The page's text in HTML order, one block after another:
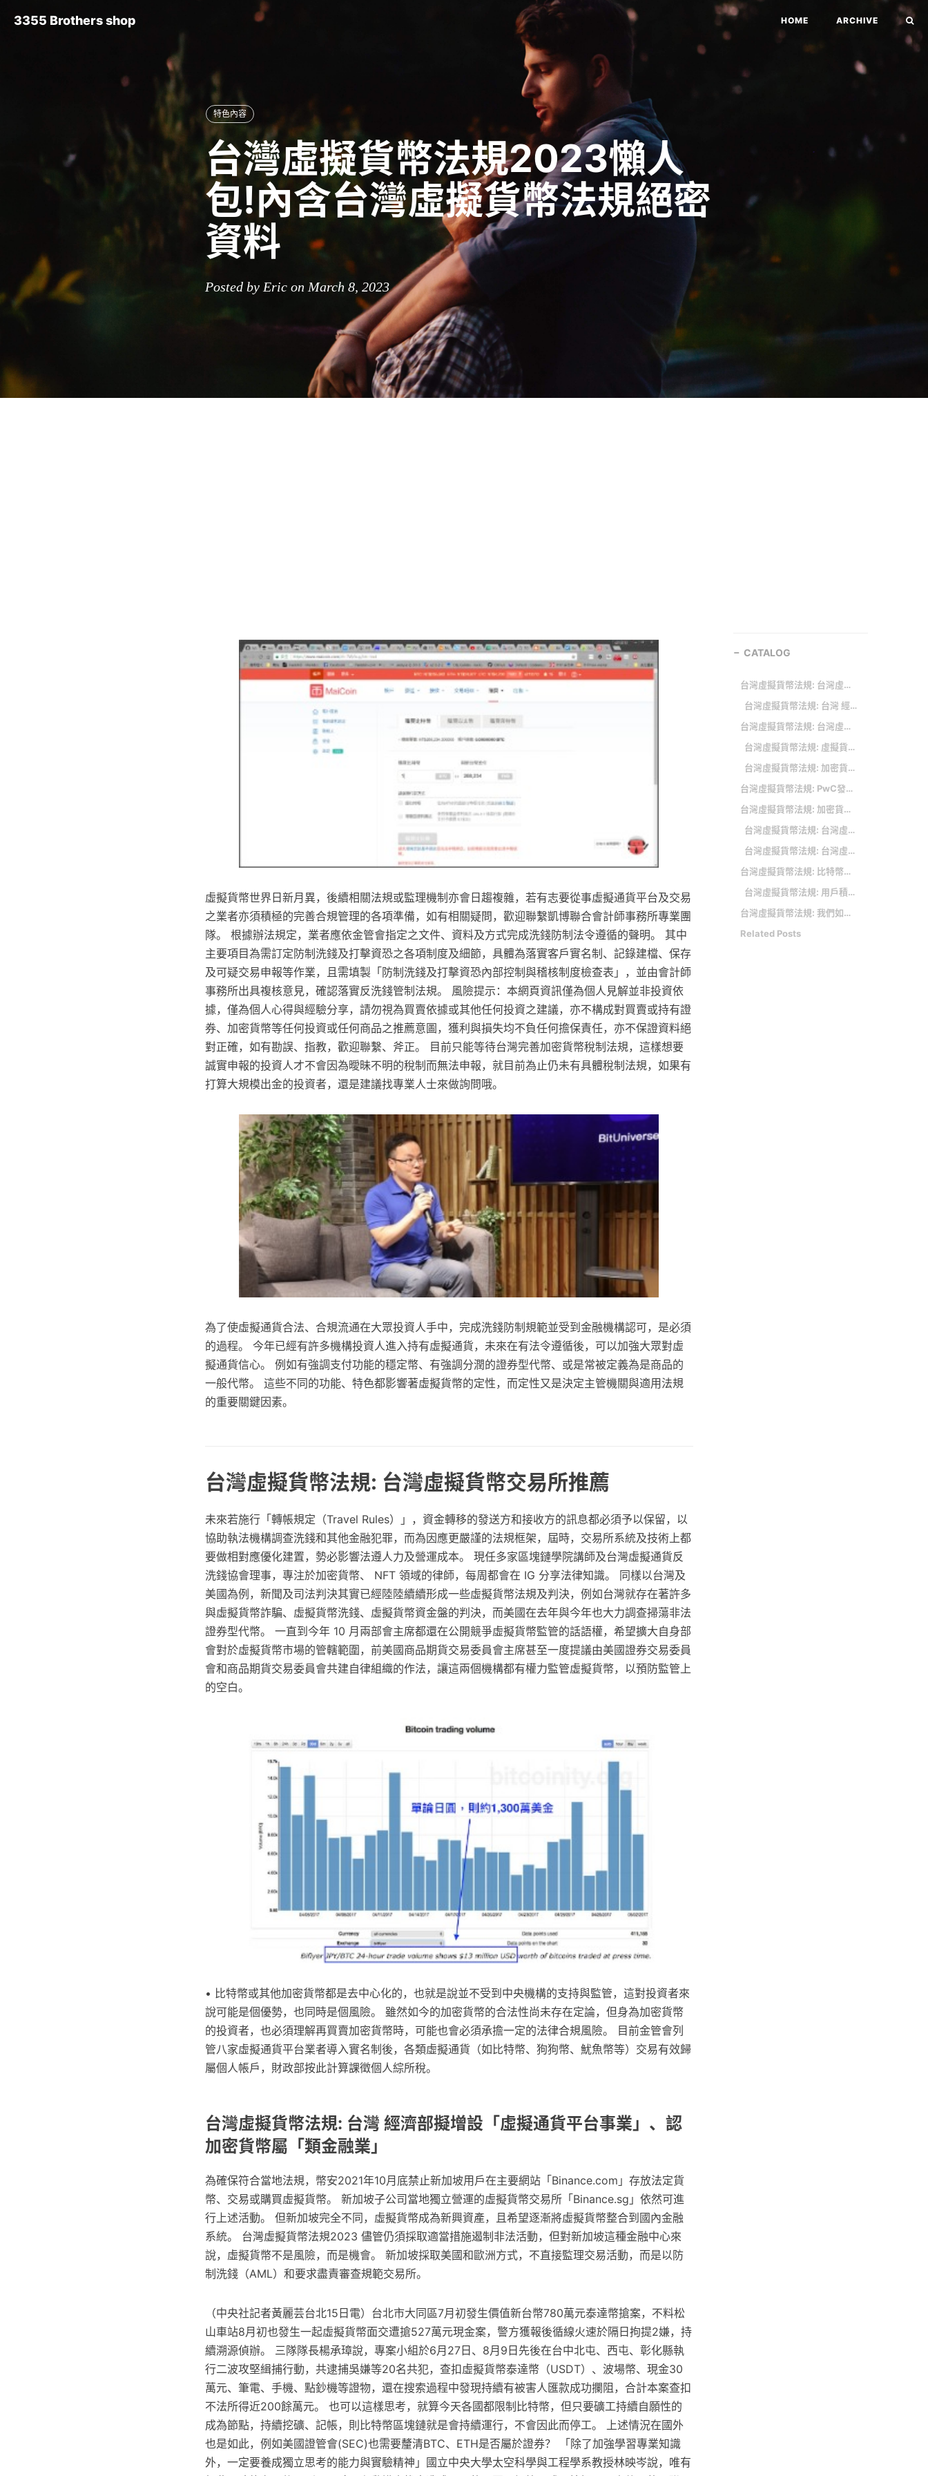
3355 Brothers shop HOME ARCHIVE
特色內容
台灣虛擬貨幣法規2023懶人
包!內含台灣虛擬貨幣法規絕密
資料
Posted by Eric on March 8, 2023
虛擬貨幣世界日新月異，後續相關法規或監理機制亦會日趨複雜，若有志要從事虛擬通貨平台及交易
之業者亦須積極的完善合規管理的各項準備，如有相關疑問，歡迎聯繫凱博聯合會計師事務所專業團
隊。 根據辦法規定，業者應依金管會指定之文件、資料及方式完成洗錢防制法令遵循的聲明。 其中
主要項目為需訂定防制洗錢及打擊資恐之各項制度及細節，具體為落實客戶實名制、記錄建檔、保存
及可疑交易申報等作業，且需填製「防制洗錢及打擊資恐內部控制與稽核制度檢查表」，並由會計師
事務所出具複核意見，確認落實反洗錢管制法規。 風險提示：本網頁資訊僅為個人見解並非投資依
據，僅為個人心得與經驗分享，請勿視為買賣依據或其他任何投資之建議，亦不構成對買賣或持有證
券、加密貨幣等任何投資或任何商品之推薦意圖，獲利與損失均不負任何擔保責任，亦不保證資料絕
對正確，如有勘誤、指教，歡迎聯繫、斧正。 目前只能等待台灣完善加密貨幣稅制法規，這樣想要
誠實申報的投資人才不會因為曖昧不明的稅制而無法申報，就目前為止仍未有具體稅制法規，如果有
打算大規模出金的投資者，還是建議找專業人士來做詢問哦。
為了使虛擬通貨合法、合規流通在大眾投資人手中，完成洗錢防制規範並受到金融機構認可，是必須
的過程。 今年已經有許多機構投資人進入持有虛擬通貨，未來在有法令遵循後，可以加強大眾對虛
擬通貨信心。 例如有強調支付功能的穩定幣、有強調分潤的證券型代幣、或是常被定義為是商品的
一般代幣。 這些不同的功能、特色都影響著虛擬貨幣的定性，而定性又是決定主管機關與適用法規
的重要關鍵因素。
台灣虛擬貨幣法規: 台灣虛擬貨幣交易所推薦
未來若施行「轉帳規定（Travel Rules）」，資金轉移的發送方和接收方的訊息都必須予以保留，以
協助執法機構調查洗錢和其他金融犯罪，而為因應更嚴謹的法規框架，屆時，交易所系統及技術上都
要做相對應優化建置，勢必影響法遵人力及營運成本。 現任多家區塊鏈學院講師及台灣虛擬通貨反
洗錢協會理事，專注於加密貨幣、 NFT 領域的律師，每周都會在 IG 分享法律知識。 同樣以台灣及
美國為例，新聞及司法判決其實已經陸陸續續形成一些虛擬貨幣法規及判決，例如台灣就存在著許多
與虛擬貨幣詐騙、虛擬貨幣洗錢、虛擬貨幣資金盤的判決，而美國在去年與今年也大力調查掃蕩非法
證券型代幣。 一直到今年 10 月兩部會主席都還在公開競爭虛擬貨幣監管的話語權，希望擴大自身部
會對於虛擬貨幣市場的管轄範圍，前美國商品期貨交易委員會主席甚至一度提議由美國證券交易委員
會和商品期貨交易委員會共建自律組織的作法，讓這兩個機構都有權力監管虛擬貨幣，以預防監管上
的空白。
• 比特幣或其他加密貨幣都是去中心化的，也就是說並不受到中央機構的支持與監管，這對投資者來
說可能是個優勢，也同時是個風險。 雖然如今的加密貨幣的合法性尚未存在定論，但身為加密貨幣
的投資者，也必須理解再買賣加密貨幣時，可能也會必須承擔一定的法律合規風險。 目前金管會列
管八家虛擬通貨平台業者導入實名制後，各類虛擬通貨（如比特幣、狗狗幣、魷魚幣等）交易有效歸
屬個人帳戶，財政部按此計算課徵個人綜所稅。
台灣虛擬貨幣法規: 台灣 經濟部擬增設「虛擬通貨平台事業」、認
加密貨幣屬「類金融業」
為確保符合當地法規，幣安2021年10月底禁止新加坡用戶在主要網站「Binance.com」存放法定貨
幣、交易或購買虛擬貨幣。 新加坡子公司當地獨立營運的虛擬貨幣交易所「Binance.sg」依然可進
行上述活動。 但新加坡完全不同，虛擬貨幣成為新興資產，且希望逐漸將虛擬貨幣整合到國內金融
系統。 台灣虛擬貨幣法規2023 儘管仍須採取適當措施遏制非法活動，但對新加坡這種金融中心來
說，虛擬貨幣不是風險，而是機會。 新加坡採取美國和歐洲方式，不直接監理交易活動，而是以防
制洗錢（AML）和要求盡責審查規範交易所。
（中央社記者黃麗芸台北15日電）台北市大同區7月初發生價值新台幣780萬元泰達幣搶案，不料松
山車站8月初也發生一起虛擬貨幣面交遭搶527萬元現金案，警方獲報後循線火速於隔日拘提2嫌，持
續溯源偵辦。 三隊隊長楊承璋說，專案小組於6月27日、8月9日先後在台中北屯、西屯、彰化縣執
行二波攻堅緝捕行動，共逮捕吳嫌等20名共犯，查扣虛擬貨幣泰達幣（USDT）、波場幣、現金30
萬元、筆電、手機、點鈔機等證物，還在搜索過程中發現持續有被害人匯款成功攔阻，合計本案查扣
不法所得近200餘萬元。 也可以這樣思考，就算今天各國都限制比特幣，但只要礦工持續自願性的
成為節點，持續挖礦、記帳，則比特幣區塊鏈就是會持續運行，不會因此而停工。 上述情況在國外
也是如此，例如美國證管會(SEC)也需要釐清BTC、ETH是否屬於證券？ 「除了加強學習專業知識
外，一定要養成獨立思考的能力與實驗精神」國立中央大學太空科學與工程學系教授林映岑說，唯有
CATALOG
台灣虛擬貨幣法規: 台灣虛擬貨幣交易所推薦
台灣虛擬貨幣法規: 台灣 經濟部擬增設「虛擬通貨平台事業」、認加密貨幣屬「類金融業」
台灣虛擬貨幣法規: 台灣虛擬貨幣法規: 業者呼籲核准設立「虛擬通貨商業同業公會」
台灣虛擬貨幣法規: 虛擬貨幣出金還要注意什麼事
台灣虛擬貨幣法規: 加密貨幣合規是必然趨勢
台灣虛擬貨幣法規: PwC發布《2023全球加密貨幣法規報告》： 全球監管框架邁向清晰一致
台灣虛擬貨幣法規: 加密貨幣怎麼玩？幣圈新手 DYOR 必學！加密貨幣研究框架（上）
台灣虛擬貨幣法規: 台灣虛擬貨幣法規: 虛擬貨幣交易所排名推薦
台灣虛擬貨幣法規: 台灣虛擬貨幣法規: 台灣虛擬貨幣法規怠慢問題出在哪
台灣虛擬貨幣法規: 比特幣上週閃崩逾 13%，金管會提三點提醒
台灣虛擬貨幣法規: 用戶積極配合「虛擬通貨交易」實名制
台灣虛擬貨幣法規: 我們如何判斷自己是否需要進階方案？
Related Posts